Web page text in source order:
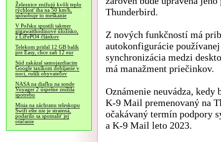
Železnice znižujú kvôli teplu
rýchlosť iba na 50 km/h,
spôsobuje to meškanie
V Poľsku spustili takmer
gigawatthodinové úložisko,
z LiFePO4 článkov
Telekom pridal 12 GB balík
pre Easy, chce zaň 12 eur
Súd zakázal samojazdiacim
Google taxíkom dobíjanie v
noci, rušili obyvateľov
NASA na diaľku na sonde
Voyager 2 úspešne znížila
spotrebu
Misia na záchranu teleskopu
Swift ešte nie je stratená,
podarilo sa spomaliť jej
otáčanie
Thunderbird.
Z nových funkčností má
autokonfigurácie
synchronizácia medzi
má manažment priečinkov.
Oznámenie neuvádza,
K-9 Mail premenovaný na
očakávaný termín podpory
a K-9 Mail leto 2023.